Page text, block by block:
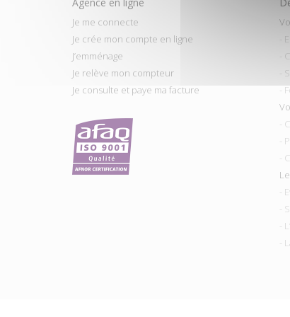
Agence en ligne
Je me connecte
Je crée mon compte en ligne
J’emménage
Je relève mon compteur
Je consulte et paye ma facture
-
-
-
-
-
-
-
-
-
-